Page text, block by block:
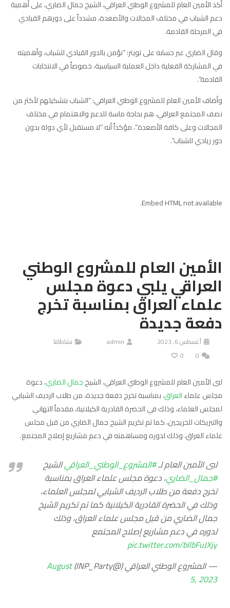
أكد الأمين العام للمشروع الوطني العراقي، الشيخ جمال الضاري، على أهمية
دعم الشباب في مختلف المجالات والأصعدة، مشدداً على دورهم القيادي
في المرحلة القادمة.
وقال الضاري عبر حسابه على تويتر: “نؤمن بالدور القيادي للشباب، وأهميته
في المشاركة الفعلية داخل العملية السياسية، خصوصاً في الانتخابات
القادمة”.
وأضاف الأمين العام للمشروع الوطني العراقي: “الشباب بتشكيلهم لأكثر من
نصف المجتمع العراقي، هم بحاجة ماسة للدعم والاهتمام في مختلف
المجالات وعلى كافة الأصعدة”، مؤكداً أنه “لا مستقبل لأي دولة بدون
دور ريادي للشباب”.
Embed HTML not available.
الأمين العام للمشروع الوطني
العراقي يلبي دعوة مجلس
علماء العراق بمناسبة تخرج
دفعة جديدة
أغسطس 6, 2023 admin
نشاطاتنا
0
0
لبى الأمين العام للمشروع الوطني العراقي، الشيخجمال الضاري، دعوة
مجلس علماءالعراق، بمناسبة تخرج دفعة جديدة، من طلاب الرديف الشبابي
لمجلس العلماء، وذلك في الحضرة القادرية الكيلانية، مقدماً التهاني
والتبريكات للخريجين، كما تم تكريم الشيخ جمال الضاري من قبل مجلس
علماء العراق، وذلك لدوره ومساهمته في دعم مشاريع إصلاح المجتمع.
لبى الأمين العام لـ#المشروع_الوطني_العراقيالشيخ
#جمال_الضاري، دعوة مجلس علماء العراق بمناسبة
تخرج دفعة من طلاب الرديف الشبابي لمجلس العلماء،
وذلك في الحضرة القادرية الكيلانية كما تم تكريم الشيخ
جمال الضاري من قبل مجلس علماء العراق، وذلك
لدوره في دعم مشاريع إصلاح المجتمع
pic.twitter.com/bIlbFuJXjy
— المشروع الوطني العراقي (@INP_Party)
August
5, 2023